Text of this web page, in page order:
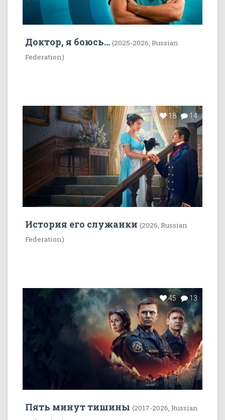
Доктор, я боюсь... (2025-2026, Russian
Federation)
18 14
История его служанки (2026, Russian
Federation)
45 13
Пять минут тишины (2017-2026, Russian